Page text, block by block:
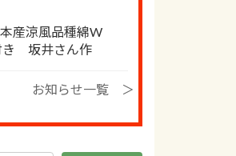
産涼風品種綿W
き 坂井さん作
お知らせ一覧 ＞